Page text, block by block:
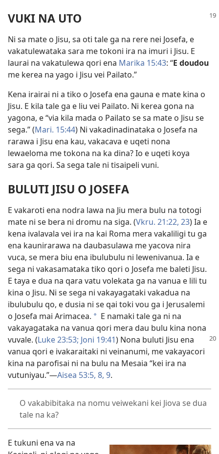
VUKI NA UTO
Ni sa mate o Jisu, sa oti tale ga na rere nei Josefa, e
vakatulewataka sara me tokoni ira na imuri i Jisu. E
laurai na vakatulewa qori ena Marika 15:43: “E doudou
me kerea na yago i Jisu vei Pailato.”
Kena irairai ni a tiko o Josefa ena gauna e mate kina o
Jisu. E kila tale ga e liu vei Pailato. Ni kerea gona na
yagona, e “via kila mada o Pailato se sa mate o Jisu se
sega.” (Mari. 15:44) Ni vakadinadinataka o Josefa na
rarawa i Jisu ena kau, vakacava e uqeti nona
lewaeloma me tokona na ka dina? Io e uqeti koya
sara ga qori. Sa sega tale ni tisaipeli vuni.
BULUTI JISU O JOSEFA
E vakaroti ena nodra lawa na Jiu mera bulu na totogi
mate ni se bera ni dromu na siga. (Vkru. 21:22, 23) Ia e
kena ivalavala vei ira na kai Roma mera vakaliligi tu ga
ena kaunirarawa na daubasulawa me yacova nira
vuca, se mera biu ena ibulubulu ni lewenivanua. Ia e
sega ni vakasamataka tiko qori o Josefa me baleti Jisu.
E taya e dua na qara vatu volekata ga na vanua e lili tu
kina o Jisu. Ni se sega ni vakayagataki vakadua na
ibulubulu qo, e dusia ni se qai toki vou ga i Jerusalemi
o Josefa mai Arimacea. * E namaki tale ga ni na
vakayagataka na vanua qori mera dau bulu kina nona
vuvale. (Luke 23:53; Joni 19:41) Nona buluti Jisu ena
vanua qori e ivakaraitaki ni veinanumi, me vakayacori
kina na parofisai ni na bulu na Mesaia “kei ira na
vutuniyau.”—Aisea 53:5, 8, 9.
O vakabibitaka na nomu veiwekani kei Jiova se dua
tale na ka?
E tukuni ena va na